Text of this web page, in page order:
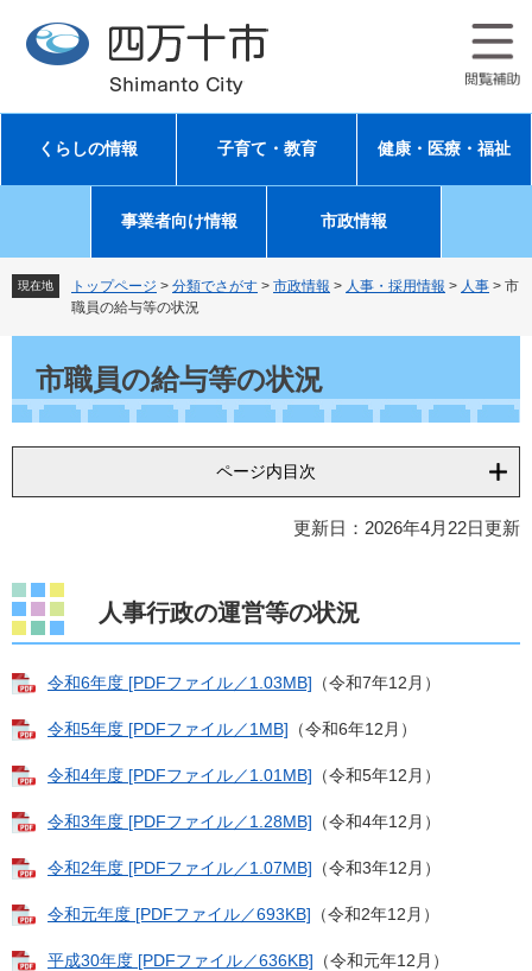
先
す
を
し
文
くらしの情報 子育て・教育 健康・医療・福祉
事業者向け情報 市政情報
現在地 トップページ > 分類でさがす > 市政情報 > 人事・採用情報 > 人事 > 市
職員の給与等の状況
市職員の給与等の状況
ページ内目次
更新日：2026年4月22日更新
人事行政の運営等の状況
令和6年度 [PDFファイル／1.03MB] （令和7年12月）
令和5年度 [PDFファイル／1MB] （令和6年12月）
令和4年度 [PDFファイル／1.01MB] （令和5年12月）
令和3年度 [PDFファイル／1.28MB] （令和4年12月）
令和2年度 [PDFファイル／1.07MB] （令和3年12月）
令和元年度 [PDFファイル／693KB] （令和2年12月）
平成30年度 [PDFファイル／636KB] （令和元年12月）